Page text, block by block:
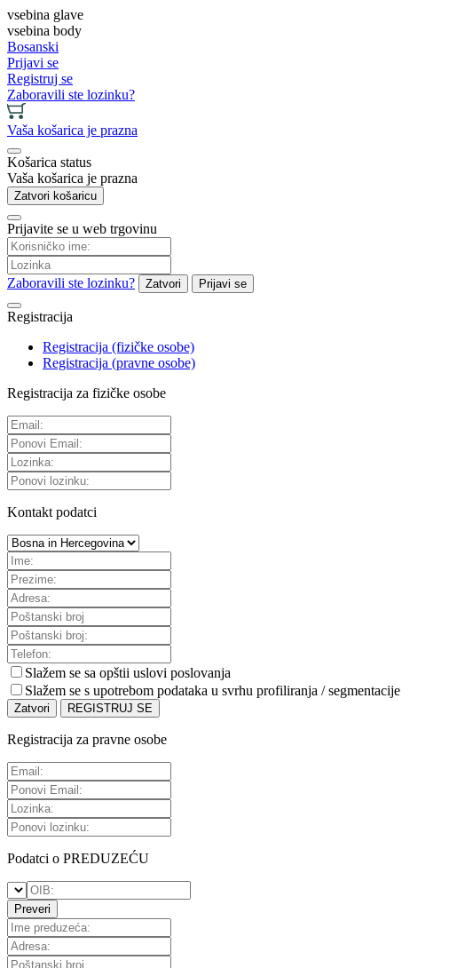
vsebina glave
vsebina body
Bosanski
Prijavi se
Registruj se
Zaboravili ste lozinku?
Vaša košarica je prazna
Košarica status
Vaša košarica je prazna
Zatvori košaricu
Prijavite se u web trgovinu
Zaboravili ste lozinku? Zatvori Prijavi se
Registracija
Registracija (fizičke osobe)
Registracija (pravne osobe)
Registracija za fizičke osobe
Kontakt podatci
Slažem se sa opštii uslovi poslovanja
Slažem se s upotrebom podataka u svrhu profiliranja / segmentacije
Zatvori REGISTRUJ SE
Registracija za pravne osobe
Podatci o PREDUZEĆU
Preveri